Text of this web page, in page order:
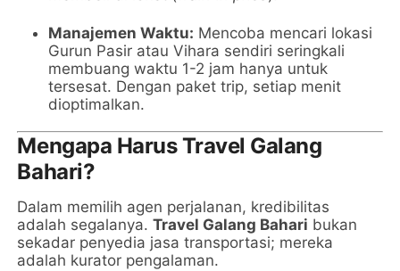
Manajemen Waktu: Mencoba mencari lokasi
Gurun Pasir atau Vihara sendiri seringkali
membuang waktu 1-2 jam hanya untuk
tersesat. Dengan paket trip, setiap menit
dioptimalkan.
Mengapa Harus Travel Galang
Bahari?
Dalam memilih agen perjalanan, kredibilitas
adalah segalanya.Travel Galang Bahari bukan
sekadar penyedia jasa transportasi; mereka
adalah kurator pengalaman.